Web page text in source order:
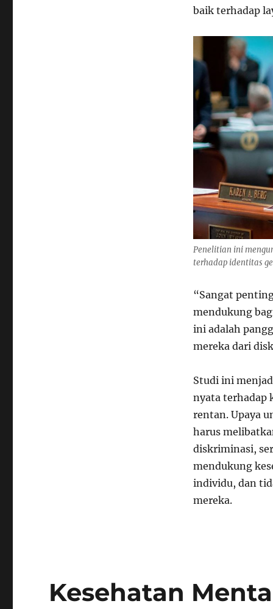
baik terhadap
Penelitian ini
terhadap identitas
“Sangat
mendukung
ini adalah
mereka dari
Studi ini
nyata terhadap
rentan. Upaya
harus
diskriminasi,
mendukung
individu, dan
mereka.
Kesehatan